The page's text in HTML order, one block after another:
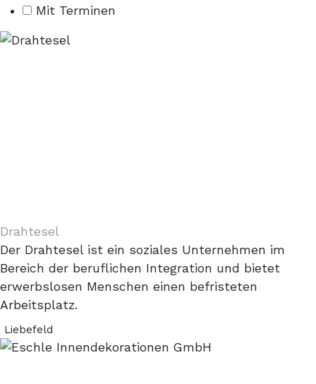
Mit Terminen
Drahtesel
Der Drahtesel ist ein soziales Unternehmen im
Bereich der beruflichen Integration und bietet
erwerbslosen Menschen einen befristeten
Arbeitsplatz.
Liebefeld